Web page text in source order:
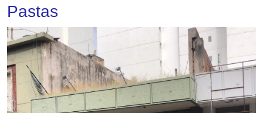
Pastas